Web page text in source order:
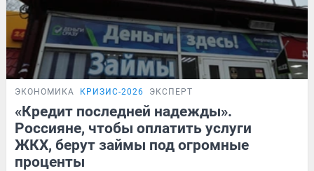
ЭКОНОМИКА КРИЗИС-2026 ЭКСПЕРТ
«Кредит последней надежды».
Россияне, чтобы оплатить услуги
ЖКХ, берут займы под огромные
проценты